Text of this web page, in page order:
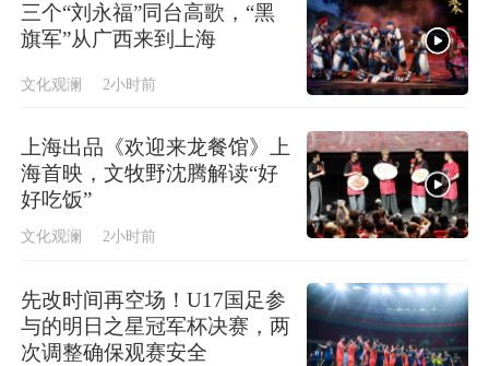
三个“刘永福”同台高歌，“黑
旗军”从广西来到上海
文化观澜 2小时前
上海出品《欢迎来龙餐馆》上
海首映，文牧野沈腾解读“好
好吃饭”
文化观澜 2小时前
先改时间再空场！U17国足参
与的明日之星冠军杯决赛，两
次调整确保观赛安全